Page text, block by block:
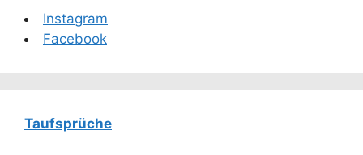
Instagram
Facebook
Taufsprüche